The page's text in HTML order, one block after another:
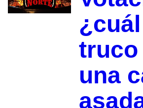
truco
una